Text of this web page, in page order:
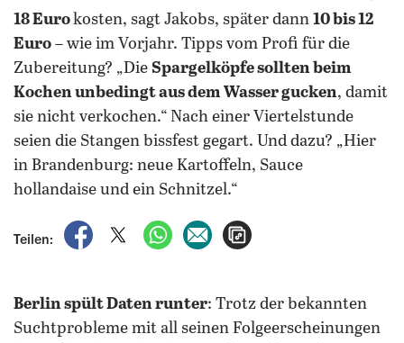
18 Eurokosten, sagt Jakobs, später dann 10 bis 12
Euro – wie im Vorjahr. Tipps vom Profi für die
Zubereitung? „Die Spargelköpfe sollten beim
Kochen unbedingt aus dem Wasser gucken, damit
sie nicht verkochen.“ Nach einer Viertelstunde
seien die Stangen bissfest gegart. Und dazu? „Hier
in Brandenburg: neue Kartoffeln, Sauce
hollandaise und ein Schnitzel.“
Teilen:
auf Facebook teilen
auf X teilenper WhatsApp teilen
per E-Mail teilen
Berlin spült Daten runter: Trotz der bekannten
Suchtprobleme mit all seinen Folgeerscheinungen